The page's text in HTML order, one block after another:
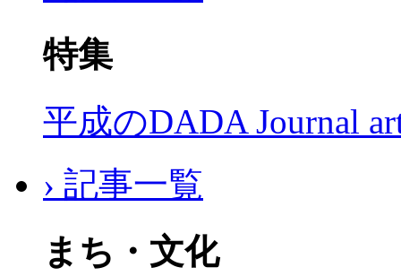
特集
平成のDADA Journal
› 記事一覧
まち・文化